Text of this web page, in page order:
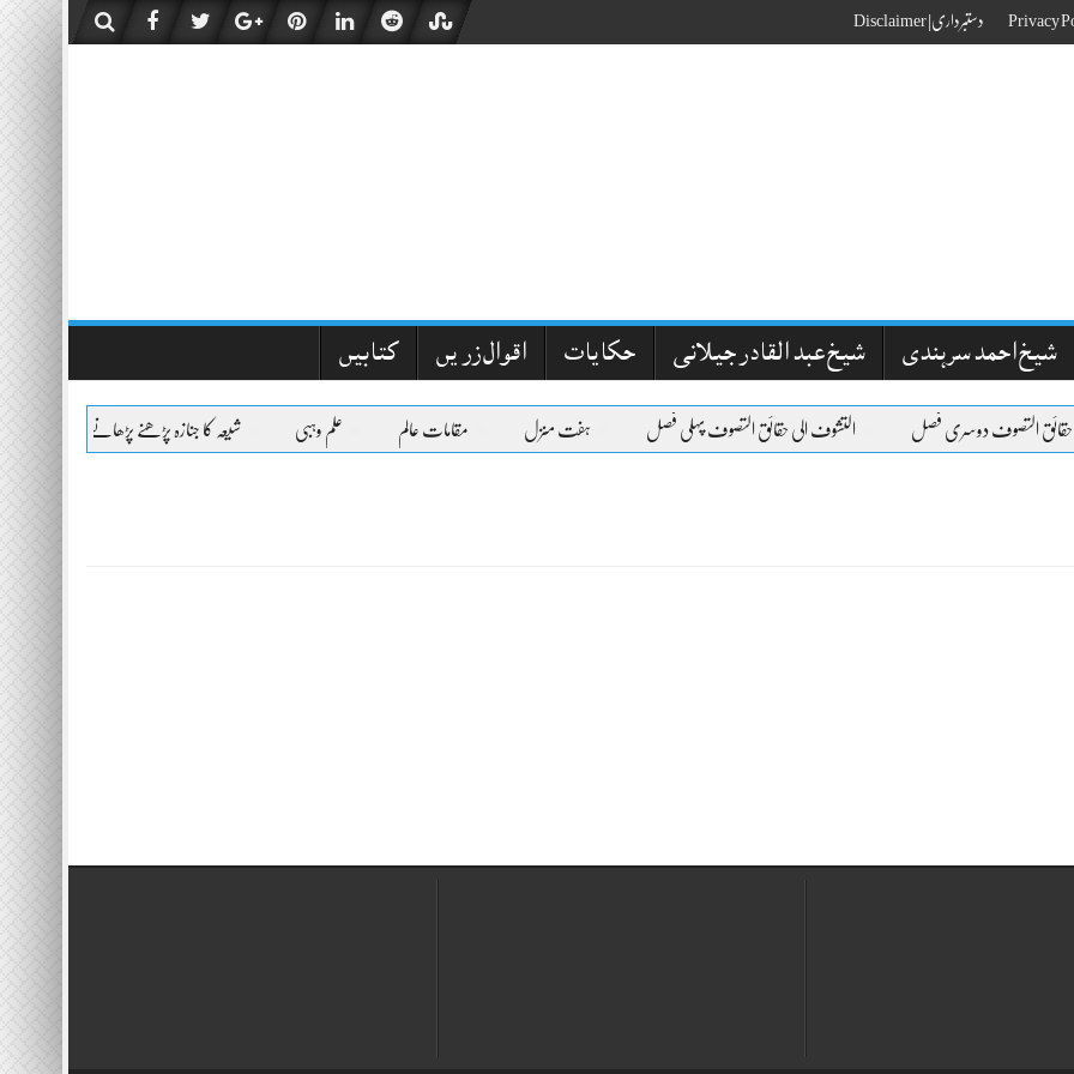
دستبرداری| Disclaimer
شیخ احمد سرہندی شیخ عبد القادر جیلانی حکایات اقوال زریں کتابیں
حقائق التصوف دوسری فصل التشوف الی حقائق التصوف پہلی فصل ہفت منزل مقامات عالم علم وہبی شیعہ کا جنازہ پڑھنے پڑھانے والےکیلئے